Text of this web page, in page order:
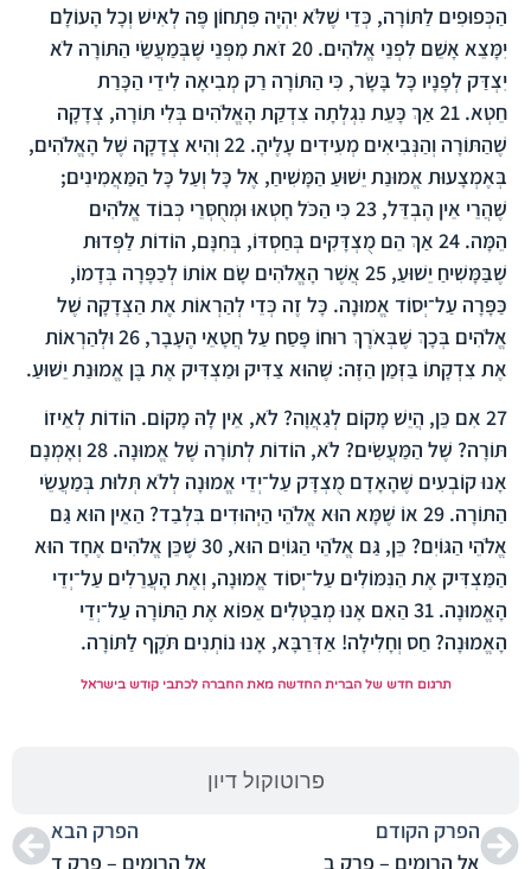
פרוטוקול דיון
הַכְּפוּפִים לַתּוֹרָה, כְּדֵי שֶׁלֹּא יִהְיֶה פִּתְחוֹן פֶּה לְאִישׁ וְכָל הָעוֹלָם
יִמָּצֵא אָשֵׁם לִפְנֵי אֱלֹהִים. 20 זֹאת מִפְּנֵי שֶׁבְּמַעֲשֵׂי הַתּוֹרָה לֹא
יִצְדַּק לְפָנָיו כָּל בָּשָׂר, כִּי הַתּוֹרָה רַק מְבִיאָה לִידֵי הַכָּרַת
חֵטְא. 21 אַךְ כָּעֵת נִגְלְתָה צִדְקַת הָאֱלֹהִים בְּלִי תּוֹרָה, צְדָקָה
שֶׁהַתּוֹרָה וְהַנְּבִיאִים מְעִידִים עָלֶיהָ. 22וְהִיא צְדָקָה שֶׁל הָאֱלֹהִים,
בְּאֶמְצָעוּת אֱמוּנַת יֵשׁוּעַ הַמָּשִׁיחַ, אֶל כָּל וְעַל כָּל הַמַּאֲמִינִים;
שֶׁהֲרֵי אֵין הֶבְדֵּל, 23 כִּי הַכֹּל חָטְאוּ וּמְחֻסְּרֵי כְּבוֹד אֱלֹהִים
הֵמָּה. 24 אַךְ הֵם מֻצְדָּקִים בְּחַסְדּוֹ, בְּחִנָּם, הוֹדוֹת לַפְּדוּת
שֶׁבַּמָּשִׁיחַ יֵשׁוּעַ, 25 אֲשֶׁר הָאֱלֹהִים שָׂם אוֹתוֹ לְכַפָּרָה בְּדָמוֹ,
כַּפָּרָה עַל־יְסוֹד אֱמוּנָה. כָּל זֶה כְּדֵי לְהַרְאוֹת אֶת הַצְּדָקָה שֶׁל
אֱלֹהִים בְּכָךְ שֶׁבְּאֹרֶךְ רוּחוֹ פָּסַח עַל חֲטָאֵי הֶעָבָר, 26וּלְהַרְאוֹת
אֶת צִדְקָתוֹ בַּזְּמַן הַזֶּה: שֶׁהוּא צַדִּיק וּמַצְדִּיק אֶת בֶּן אֱמוּנַת יֵשׁוּעַ.
27 אִם כֵּן, הֲיֵשׁ מָקוֹם לְגַאֲוָה? לֹא, אֵין לָהּ מָקוֹם. הוֹדוֹת לְאֵיזוֹ
תּוֹרָה? שֶׁל הַמַּעֲשִׂים? לֹא, הוֹדוֹת לְתוֹרָה שֶׁל אֱמוּנָה. 28וְאָמְנָם
אָנוּ קוֹבְעִים שֶׁהָאָדָם מֻצְדָּק עַל־יְדֵי אֱמוּנָה לְלֹא תְּלוּת בְּמַעֲשֵׂי
הַתּוֹרָה. 29 אוֹ שֶׁמָּא הוּא אֱלֹהֵי הַיְּהוּדִים בִּלְבַד? הַאֵין הוּא גַּם
אֱלֹהֵי הַגּוֹיִם? כֵּן, גַּם אֱלֹהֵי הַגּוֹיִם הוּא, 30 שֶׁכֵּן אֱלֹהִים אֶחָד הוּא
הַמַּצְדִּיק אֶת הַנִּמּוֹלִים עַל־יְסוֹד אֱמוּנָה, וְאֶת הָעֲרֵלִים עַל־יְדֵי
הָאֱמוּנָה. 31 הַאִם אָנוּ מְבַטְּלִים אֵפוֹא אֶת הַתּוֹרָה עַל־יְדֵי
הָאֱמוּנָה? חַס וְחָלִילָה! אַדְּרַבָּא, אָנוּ נוֹתְנִים תֹּקֶף לַתּוֹרָה.
תרגום חדש של הברית החדשה מאת החברה לכתבי קודש בישראל
הפרק הקודם
אל הרומים – פרק ב
הפרק הבא
אל הרומים – פרק ד